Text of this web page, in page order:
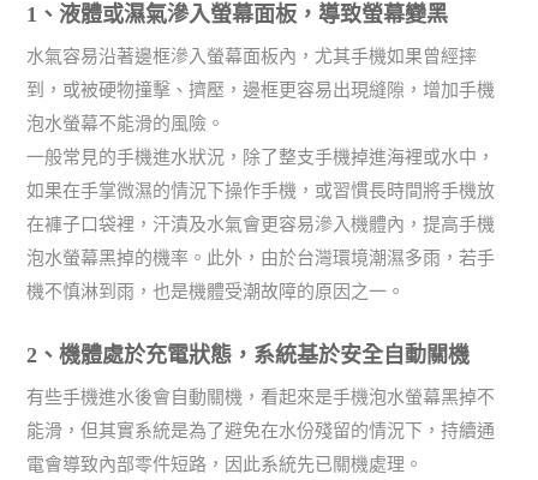
1、液體或濕氣滲入螢幕面板，導致螢幕變黑
水氣容易沿著邊框滲入螢幕面板內，尤其手機如果曾經摔
到，或被硬物撞擊、擠壓，邊框更容易出現縫隙，增加手機
泡水螢幕不能滑的風險。
一般常見的手機進水狀況，除了整支手機掉進海裡或水中，
如果在手掌微濕的情況下操作手機，或習慣長時間將手機放
在褲子口袋裡，汗漬及水氣會更容易滲入機體內，提高手機
泡水螢幕黑掉的機率。此外，由於台灣環境潮濕多雨，若手
機不慎淋到雨，也是機體受潮故障的原因之一。
2、機體處於充電狀態，系統基於安全自動關機
有些手機進水後會自動關機，看起來是手機泡水螢幕黑掉不
能滑，但其實系統是為了避免在水份殘留的情況下，持續通
電會導致內部零件短路，因此系統先已關機處理。